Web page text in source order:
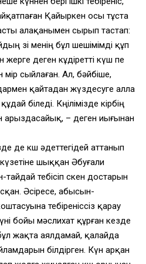
Қайыркен осы тұста
алақанымен сырып тастап:
өзі менің бұл шешімімді құп
жерге деген кұдіретті күш пе
сыйлаған. Ал, бәйбіше,
қайтадан жүздесуге алла
біледі. Көңілімізде кірбің
арыздасайық, – деген иығынан
де көш әдеттегідей аттанып
шыққан Әбуғали
тайдай тебісіп өскен достарын
Әсіресе, абысын-
тебіреніссіз қарау
бойы мәслихат құрған кезде
жақта аялдамай, қалайда
білдірген. Күн арқан